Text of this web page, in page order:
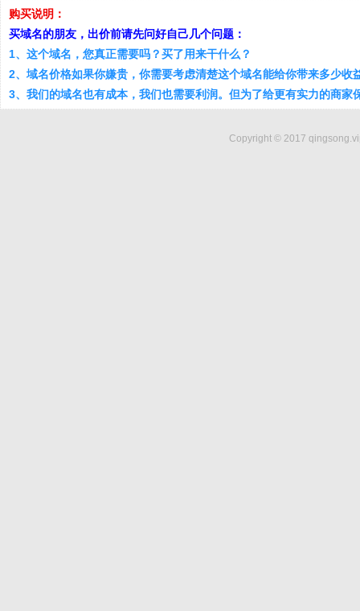
购买说明：
买域名的朋友，出价前请先问好自己几个问题：
1、这个域名，您真正需要吗？买了用来干什么？
2、域名价格如果你嫌贵，你需要考虑清楚这个域名能给你带来多少收
3、我们的域名也有成本，我们也需要利润。但为了给更有实力的商家
Copyright © 2017